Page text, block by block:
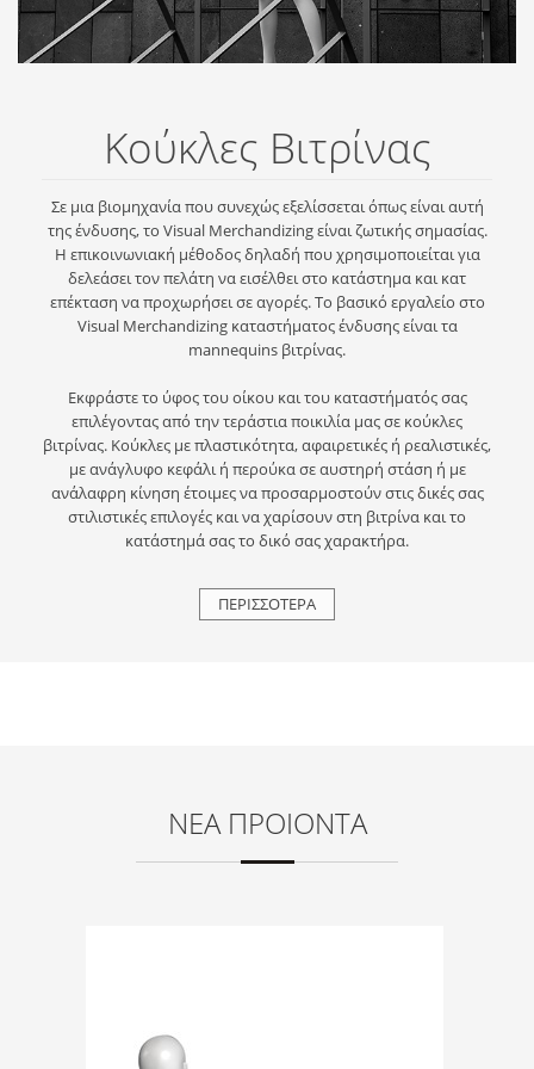
Κούκλες Βιτρίνας
Σε μια βιομηχανία που συνεχώς εξελίσσεται όπως είναι αυτή
της ένδυσης, το Visual Merchandizing είναι ζωτικής σημασίας.
Η επικοινωνιακή μέθοδος δηλαδή που χρησιμοποιείται για
δελεάσει τον πελάτη να εισέλθει στο κατάστημα και κατ
επέκταση να προχωρήσει σε αγορές. Το βασικό εργαλείο στο
Visual Merchandizing καταστήματος ένδυσης είναι τα
mannequins βιτρίνας.
Εκφράστε το ύφος του οίκου και του καταστήματός σας
επιλέγοντας από την τεράστια ποικιλία μας σε κούκλες
βιτρίνας. Κούκλες με πλαστικότητα, αφαιρετικές ή ρεαλιστικές,
με ανάγλυφο κεφάλι ή περούκα σε αυστηρή στάση ή με
ανάλαφρη κίνηση έτοιμες να προσαρμοστούν στις δικές σας
στιλιστικές επιλογές και να χαρίσουν στη βιτρίνα και το
κατάστημά σας το δικό σας χαρακτήρα.
ΠΕΡΙΣΣΟΤΕΡΑ
ΝΕΑ ΠΡΟΙΟΝΤΑ